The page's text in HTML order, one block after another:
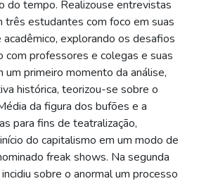
do tempo. Realizouse entrevistas
três estudantes com foco em suas
explorando os desafios
com professores e colegas e suas
um primeiro momento da análise,
histórica, teorizou-se sobre o
da figura dos bufões e a
para fins de teatralização,
do capitalismo em um modo de
freak shows. Na segunda
sobre o anormal um processo